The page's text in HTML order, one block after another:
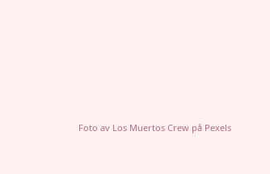
Foto av Los Muertos Crewpå Pexels